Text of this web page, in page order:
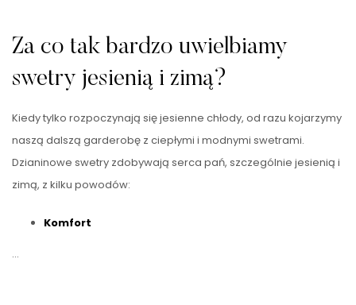
Za co tak bardzo uwielbiamy
swetry jesienią i zimą?
Kiedy tylko rozpoczynają się jesienne chłody, od razu kojarzymy
naszą dalszą garderobę z ciepłymi i modnymi swetrami.
Dzianinowe swetry zdobywają serca pań, szczególnie jesienią i
zimą, z kilku powodów:
Komfort
…